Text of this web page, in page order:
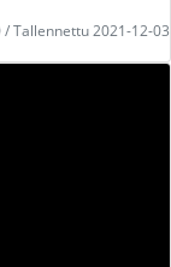
/ Tallennettu 2021-12-03